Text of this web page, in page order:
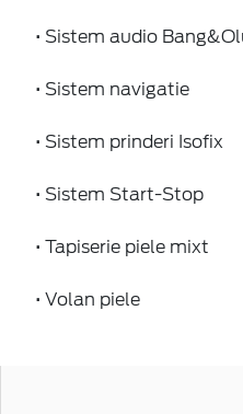
• Sistem audio
• Sistem navigatie
• Sistem prinderi Isofix
• Sistem Start-Stop
• Tapiserie piele mixt
• Volan piele